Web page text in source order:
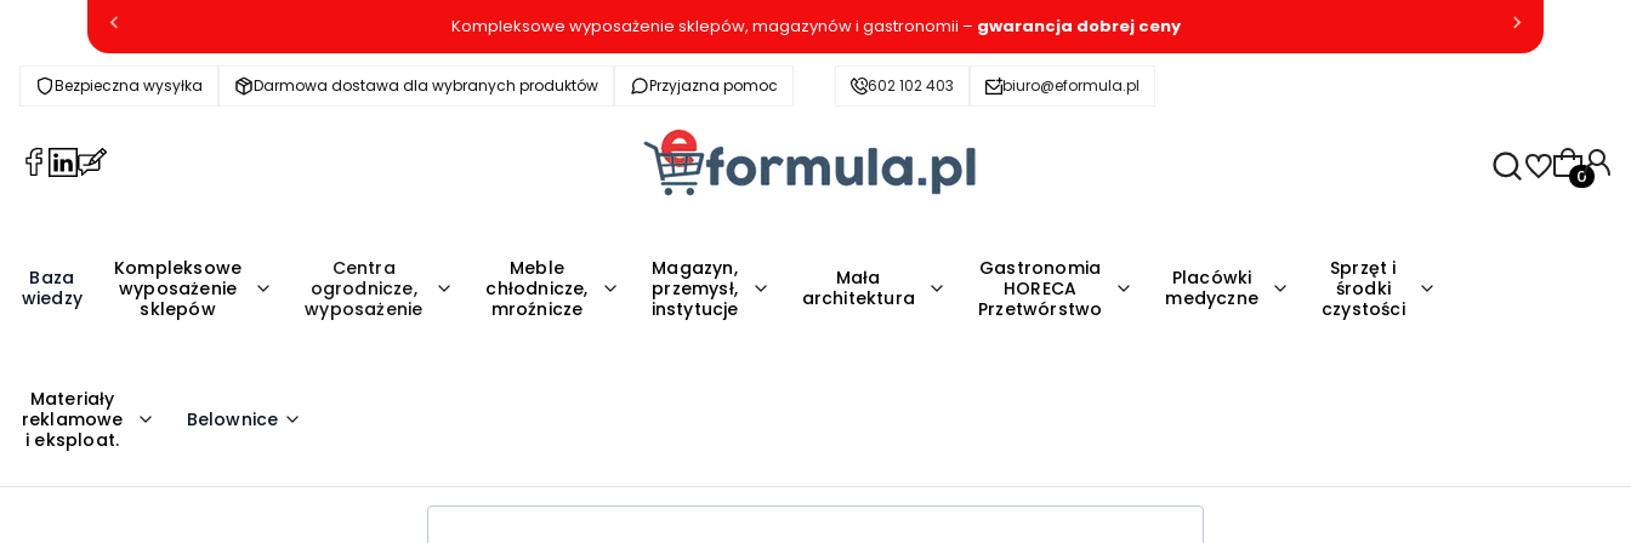
Kompleksowe wyposażenie sklepów, magazynów i gastronomii – gwarancja dobrej ceny
Bezpieczna wysyłka Darmowa dostawa dla wybranych produktów Przyjazna pomoc 602 102 403 biuro@eformula.pl
(Otwiera
karcie)
(Otwiera
karcie)
(Otwiera
karcie)
Baza
wiedzy
Kompleksowe
wyposażenie
sklepów
Centra
ogrodnicze,
wyposażenie
Meble
chłodnicze,
mroźnicze
Magazyn,
przemysł,
instytucje
Mała
architektura
Gastronomia
HORECA
Przetwórstwo
Placówki
medyczne
Sprzęt i
środki
czystości
Materiały
reklamowe
i eksploat.
Belownice